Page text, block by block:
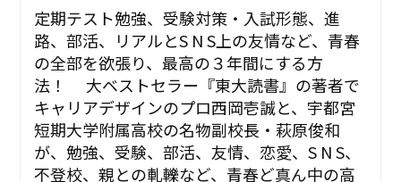
定期テスト勉強、受験対策・入試形態、進
路、部活、リアルとS N S上の友情など、青春
の全部を欲張り、最高の３年間にする方
法！ 大ベストセラー『東大読書』の著者で
キャリアデザインのプロ西岡壱誠と、宇都宮
短期大学附属高校の名物副校長・萩原俊和
が、勉強、受験、部活、友情、恋愛、S N S、
不登校、親との軋轢など、青春ど真ん中の高